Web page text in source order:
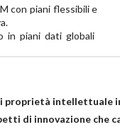
piani flessibili e
piani dati globali
sulla tecnologia e
proprietà intellettuale
di innovazione che